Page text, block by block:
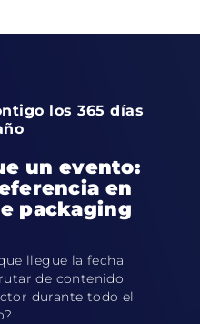
los 365 días
un evento:
en
packaging
llegue la fecha
de contenido
durante todo el